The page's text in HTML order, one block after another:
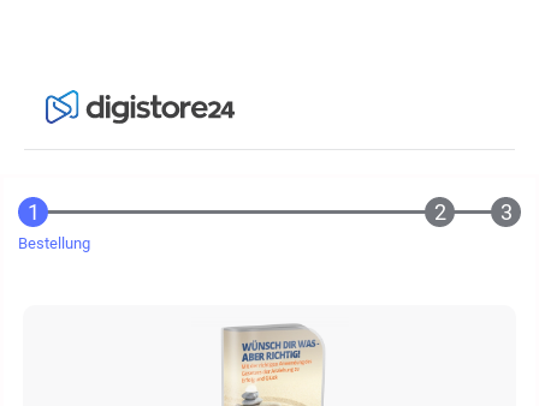
Bestellung